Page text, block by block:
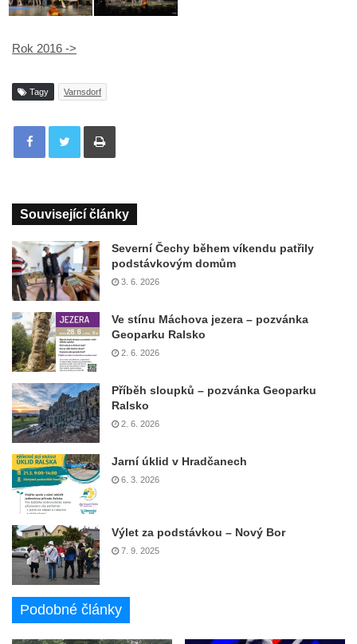
Rok 2016 ->
Tagy Varnsdorf
Tisknout
Související články
Severní Čechy během víkendu patřily
podstávkovým domům
3. 6. 2026
Ve stínu Máchova jezera – pozvánka
Geoparku Ralsko
2. 6. 2026
Příběh sloupků – pozvánka Geoparku
Ralsko
2. 6. 2026
Jarní úklid v Hradčanech
6. 3. 2026
Výlet za podstávkou – Nový Bor
7. 9. 2025
Podobné články